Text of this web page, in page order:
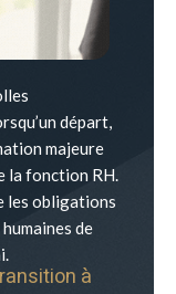
départ,
majeure
la fonction RH.
les obligations
de
à